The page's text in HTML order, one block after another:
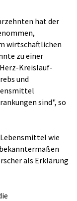
hat der
wirtschaftlichen
zu einer
Kreislauf-
und
sind", so
Lebensmittel wie
als Erklärung